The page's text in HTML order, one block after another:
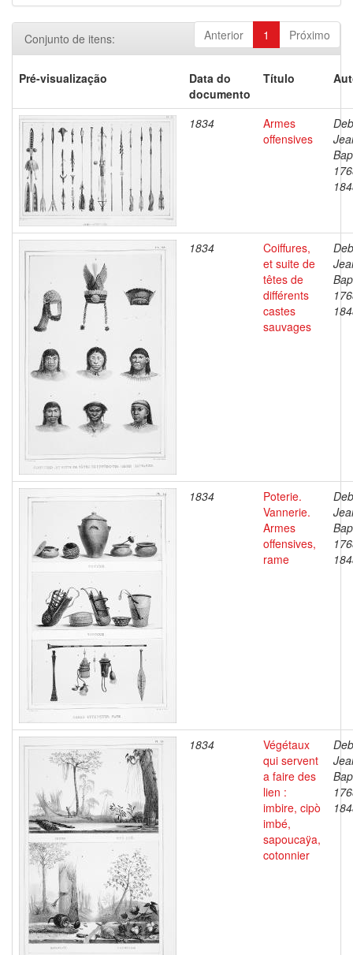
Anterior 1 Próximo
Conjunto de itens:
Pré-visualização
Data do
documento
Título
1834
Armes
offensives
1834
Coiffures,
et suite de
têtes de
différents
castes
sauvages
1834
Poterie.
Vannerie.
Armes
offensives,
rame
1834
Végétaux
qui servent
a faire des
lien :
imbire, cipò
imbé,
sapoucaÿa,
cotonnier